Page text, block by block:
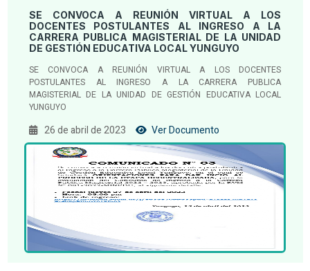
SE CONVOCA A REUNIÓN VIRTUAL A LOS
DOCENTES POSTULANTES AL INGRESO A LA
CARRERA PUBLICA MAGISTERIAL DE LA UNIDAD
DE GESTIÓN EDUCATIVA LOCAL YUNGUYO
SE CONVOCA A REUNIÓN VIRTUAL A LOS DOCENTES
POSTULANTES AL INGRESO A LA CARRERA PUBLICA
MAGISTERIAL DE LA UNIDAD DE GESTIÓN EDUCATIVA LOCAL
YUNGUYO
26 de abril de 2023 Ver Documento